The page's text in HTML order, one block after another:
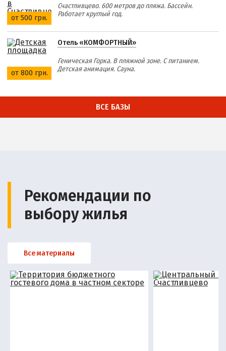
от 500 грн.
Счастливцево. 600 метров до пляжа. Бассейн.
Работает круглый год.
от 800 грн.
Отель «КОМФОРТНЫЙ»
Геническая Горка. В пляжной зоне. С питанием.
Детская анимация. Сауна.
ВСЕ БАЗЫ
Рекомендации по
выбору жилья
Все материалы